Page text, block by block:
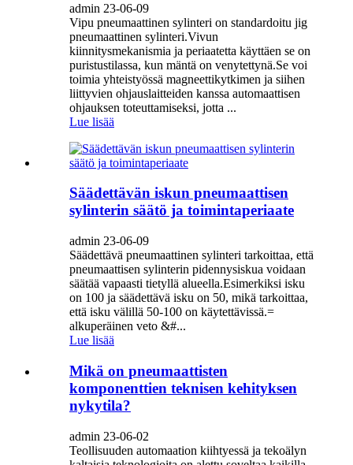
admin 23-06-09
Vipu pneumaattinen sylinteri on standardoitu jig
pneumaattinen sylinteri.Vivun
kiinnitysmekanismia ja periaatetta käyttäen se on
puristustilassa, kun mäntä on venytettynä.Se voi
toimia yhteistyössä magneettikytkimen ja siihen
liittyvien ohjauslaitteiden kanssa automaattisen
ohjauksen toteuttamiseksi, jotta ...
Lue lisää
Säädettävän iskun pneumaattisen
sylinterin säätö ja toimintaperiaate
admin 23-06-09
Säädettävä pneumaattinen sylinteri tarkoittaa, että
pneumaattisen sylinterin pidennysiskua voidaan
säätää vapaasti tietyllä alueella.Esimerkiksi isku
on 100 ja säädettävä isku on 50, mikä tarkoittaa,
että isku välillä 50-100 on käytettävissä.=
alkuperäinen veto &#...
Lue lisää
Mikä on pneumaattisten
komponenttien teknisen kehityksen
nykytila?
admin 23-06-02
Teollisuuden automaation kiihtyessä ja tekoälyn